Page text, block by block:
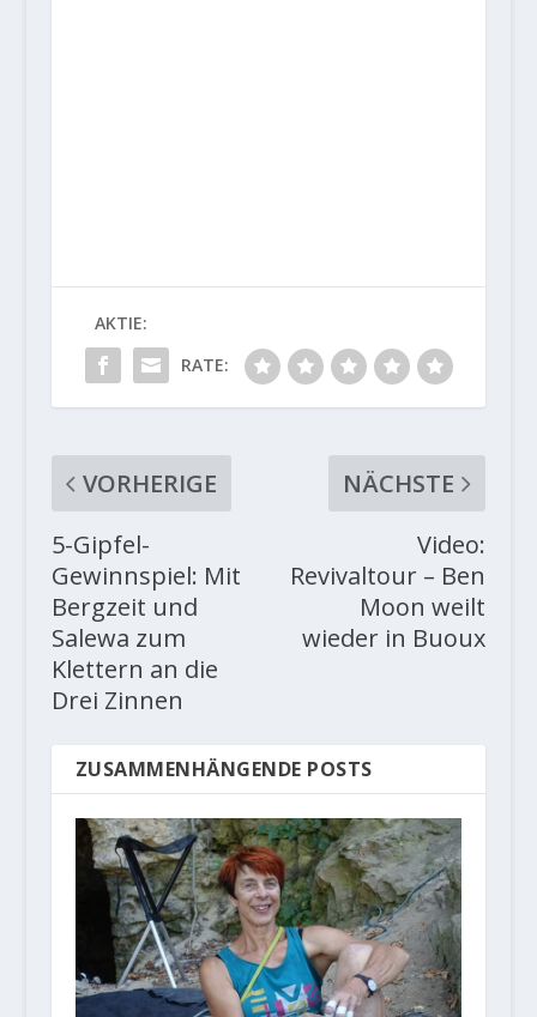
AKTIE:
RATE:
VORHERIGE
5-Gipfel-
Gewinnspiel: Mit
Bergzeit und
Salewa zum
Klettern an die
Drei Zinnen
NÄCHSTE
Video:
Revivaltour – Ben
Moon weilt
wieder in Buoux
ZUSAMMENHÄNGENDE POSTS